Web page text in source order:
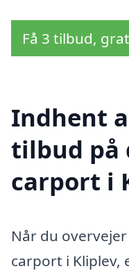
Få 3 tilbud,
Indhent
tilbud på
carport i
Når du
carport i Kliplev,